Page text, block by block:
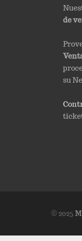
de
su
© 2025